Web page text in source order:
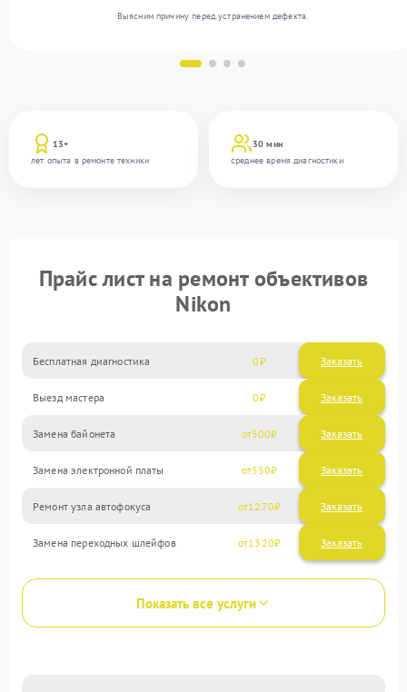
13+
лет опыта в ремонте техники
30 мин
среднее время диагностики
Выясним причину перед устранением дефекта.
Прайс лист на ремонт объективов
Nikon
Бесплатная диагностика 0 Заказать
Выезд мастера 0 Заказать
Замена байонета 500
Замена электронной платы 550
Ремонт узла автофокуса 1270
Замена переходных шлейфов 1320
Показать все услуги